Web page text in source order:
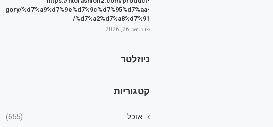
%d7%a9%d7%9e%d7%9c%d7%95%d7%aa-
%d7%a2%d7%a8%d7%91/
פברואר 26, 2026
ניוזלטר
קטגוריות
אוכל (655)